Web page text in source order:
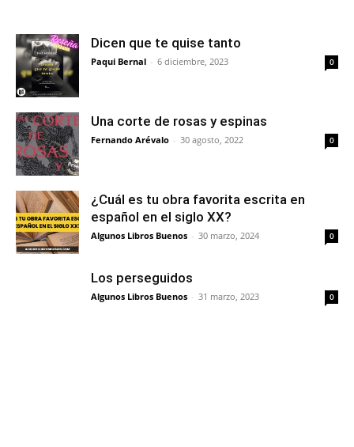
Dicen que te quise tanto
Paqui Bernal - 6 diciembre, 2023 0
Una corte de rosas y espinas
Fernando Arévalo - 30 agosto, 2022 0
¿Cuál es tu obra favorita escrita en
español en el siglo XX?
Algunos Libros Buenos - 30 marzo, 2024 0
Los perseguidos
Algunos Libros Buenos - 31 marzo, 2023 0